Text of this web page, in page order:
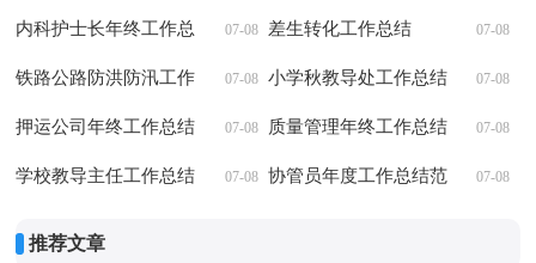
六篇
内科护士长年终工作总
结
07-08 差生转化工作总结 07-08
铁路公路防洪防汛工作
总结
07-08 小学秋教导处工作总结 07-08
押运公司年终工作总结 07-08 质量管理年终工作总结
15篇
07-08
学校教导主任工作总结 07-08 协管员年度工作总结范 07-08
推荐文章